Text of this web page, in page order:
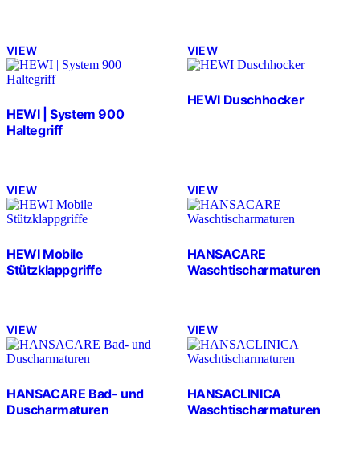
VIEW
HEWI | System 900
Haltegriff
VIEW
HEWI Duschhocker
VIEW
HEWI Mobile
Stützklappgriffe
VIEW
HANSACARE
Waschtischarmaturen
VIEW
HANSACARE Bad- und
Duscharmaturen
VIEW
HANSACLINICA
Waschtischarmaturen